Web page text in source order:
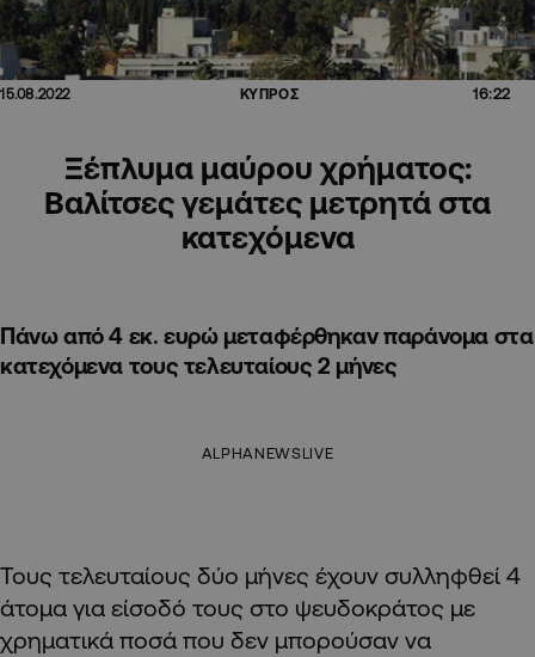
15.08.2022 ΚΥΠΡΟΣ 16:22
Ξέπλυμα μαύρου χρήματος:
Βαλίτσες γεμάτες μετρητά στα
κατεχόμενα
Πάνω από 4 εκ. ευρώ μεταφέρθηκαν παράνομα στα
κατεχόμενα τους τελευταίους 2 μήνες
ALPHANEWSLIVE
Τους τελευταίους δύο μήνες έχουν συλληφθεί 4
άτομα για είσοδό τους στο ψευδοκράτος με
χρηματικά ποσά που δεν μπορούσαν να